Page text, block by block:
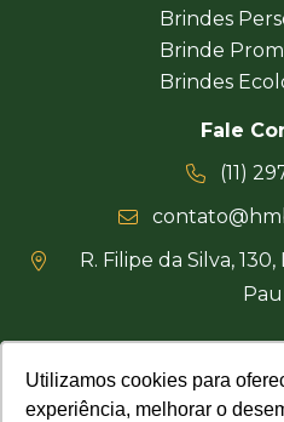
Utilizamos cookies para
experiência, melhorar o
Utilizamos cookies para
experiência, melhorar o
Brindes
Brinde
Brindes
Fale
(11)
R. Filipe da Silva,
Uma empresa